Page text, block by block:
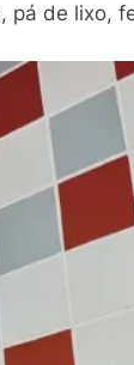
pá de lixo,